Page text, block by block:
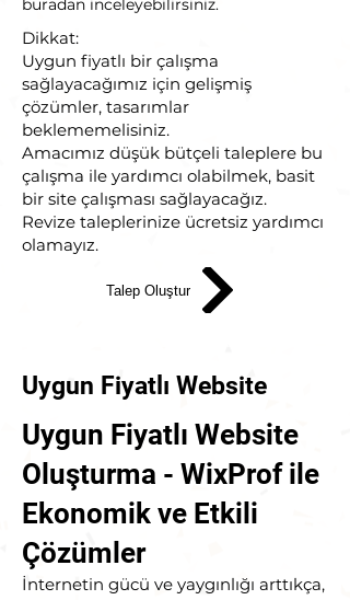
buradan inceleyebilirsiniz.
Dikkat:
Uygun fiyatlı bir çalışma
sağlayacağımız için gelişmiş
çözümler, tasarımlar
beklememelisiniz.
Amacımız düşük bütçeli taleplere bu
çalışma ile yardımcı olabilmek, basit
bir site çalışması sağlayacağız.
Revize taleplerinize ücretsiz yardımcı
olamayız.
Talep Oluştur
Uygun Fiyatlı Website
Uygun Fiyatlı Website
Oluşturma - WixProf ile
Ekonomik ve Etkili
Çözümler
İnternetin gücü ve yaygınlığı arttıkça,